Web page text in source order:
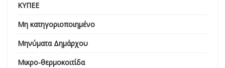
ΚΥΠΕΕ
Μη κατηγοριοποιημένο
Μηνύματα Δημάρχου
Μικρο-θερμοκοιτίδα